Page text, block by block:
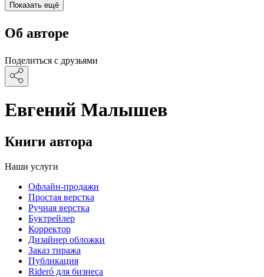
Показать ещё
Об авторе
Поделиться с друзьями
Евгений Малышев
Книги автора
Наши услуги
Офлайн-продажи
Простая верстка
Ручная верстка
Буктрейлер
Корректор
Дизайнер обложки
Заказ тиража
Публикация
Rideró для бизнеса